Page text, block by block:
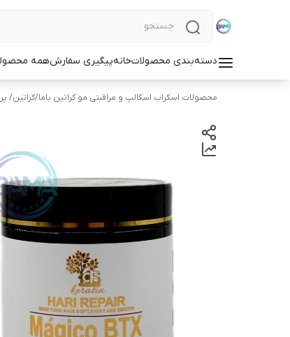
دسته‌بندی محصولاتخانهپیگیری سفارشهمه
محصولات اسکراب اسکالپ و مراقبتی مو کراتین باما/کراتین/